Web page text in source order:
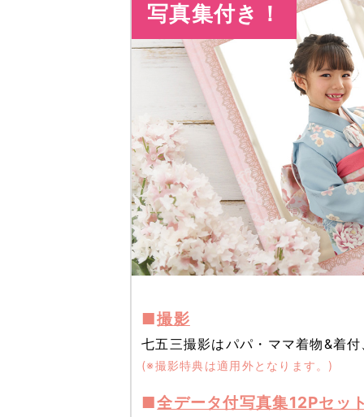
写真集付き！
■撮影
七五三撮影はパパ・ママ着物&着
(※撮影特典は適用外となります。)
■全データ付写真集12Pセッ